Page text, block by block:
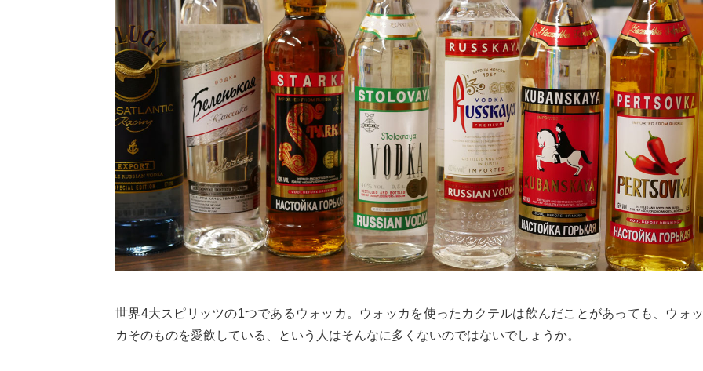
世界4大スピリッツの1つであるウォッカ。ウォッカを使ったカクテルは飲んだことがあっても、ウォッ
カそのものを愛飲している、という人はそんなに多くないのではないでしょうか。